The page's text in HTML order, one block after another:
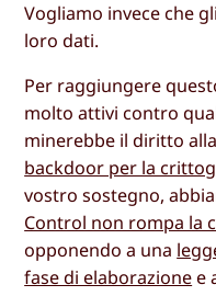
Vogliamo invece che
loro dati.
Per raggiungere
molto attivi contro
minerebbe il diritto
backdoor per la
vostro sostegno,
Control non rompa la
opponendo a una
fase di elaborazione e